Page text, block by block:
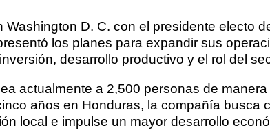
Washington D. C. con el presidente electo
los planes para expandir sus
desarrollo productivo y el rol del
actualmente a 2,500 personas de
años en Honduras, la compañía busca
local e impulse un mayor desarrollo